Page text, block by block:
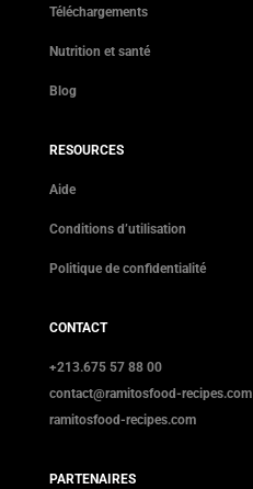
Téléchargements
Nutrition et santé
Blog
RESOURCES
Aide
Conditions d’utilisation
Politique de confidentialité
CONTACT
+213.675 57 88 00
contact@ramitosfood-recipes.com
ramitosfood-recipes.com
PARTENAIRES